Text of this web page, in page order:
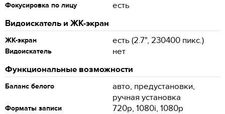
Фокусировка по лицу
есть
Видоискатель и ЖК-экран
ЖК-экран есть (2.7", 230400 пикс.)
Видоискатель
нет
Функциональные возможности
Баланс белого
авто, предустановки,
ручная установка
Форматы записи 720p, 1080i, 1080p